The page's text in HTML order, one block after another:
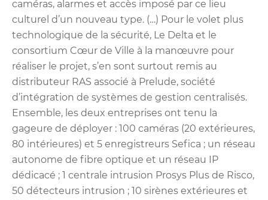
caméras, alarmes et accès imposé par ce lieu
culturel d’un nouveau type. (…) Pour le volet plus
technologique de la sécurité, Le Delta et le
consortium Cœur de Ville à la manœuvre pour
réaliser le projet, s’en sont surtout remis au
distributeur RAS associé à Prelude, société
d’intégration de systèmes de gestion centralisés.
Ensemble, les deux entreprises ont tenu la
gageure de déployer : 100 caméras (20 extérieures,
80 intérieures) et 5 enregistreurs Sefica ; un réseau
autonome de fibre optique et un réseau IP
dédicacé ; 1 centrale intrusion Prosys Plus de Risco,
50 détecteurs intrusion ; 10 sirènes extérieures et